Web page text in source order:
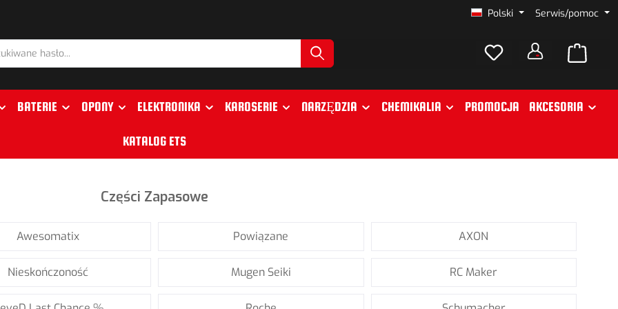
Polski Serwis/pomoc
BATERIE OPONY ELEKTRONIKA KAROSERIE NARZĘDZIA CHEMIKALIA PROMOCJA AKCESORIA
KATALOG ETS
Części Zapasowe
Awesomatix Powiązane AXON
Nieskończoność Mugen Seiki RC Maker